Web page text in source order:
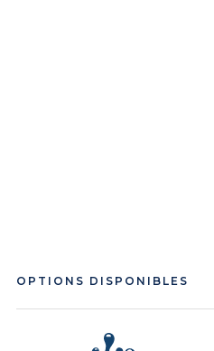
OPTIONS DISPONIBLES